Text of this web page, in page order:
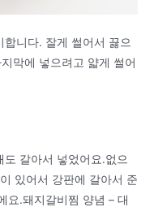
니다. 잘게 썰어서 끓으
막에 넣으려고 얇게 썰어
갈아서 넣었어요.없으
있어서 강판에 갈아서 준
요.돼지갈비찜 양념 – 대